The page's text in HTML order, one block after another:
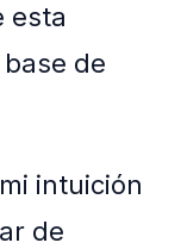
esta
de
intuición
de